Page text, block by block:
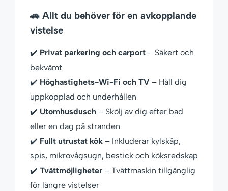
🚗 Allt du behöver för en avkopplande
vistelse
✔️ Privat parkering och carport – Säkert och
bekvämt
✔️ Höghastighets-Wi-Fi och TV – Håll dig
uppkopplad och underhållen
✔️ Utomhusdusch – Skölj av dig efter bad
eller en dag på stranden
✔️ Fullt utrustat kök – Inkluderar kylskåp,
spis, mikrovågsugn, bestick och köksredskap
✔️ Tvättmöjligheter – Tvättmaskin tillgänglig
för längre vistelser